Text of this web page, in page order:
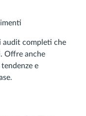
audit completi che
Offre anche
e